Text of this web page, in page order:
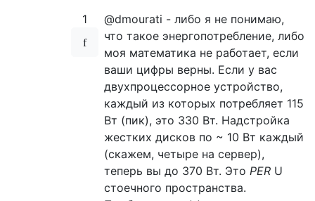
1
@dmourati - либо я не понимаю,
что такое энергопотребление, либо
моя математика не работает, если
ваши цифры верны. Если у вас
двухпроцессорное устройство,
каждый из которых потребляет 115
Вт (пик), это 330 Вт. Надстройка
жестких дисков по ~ 10 Вт каждый
(скажем, четыре на сервер),
теперь вы до 370 Вт. Это PER U
стоечного пространства.